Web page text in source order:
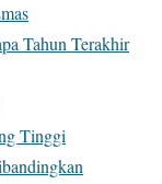
Tahun Terakhir
Tinggi